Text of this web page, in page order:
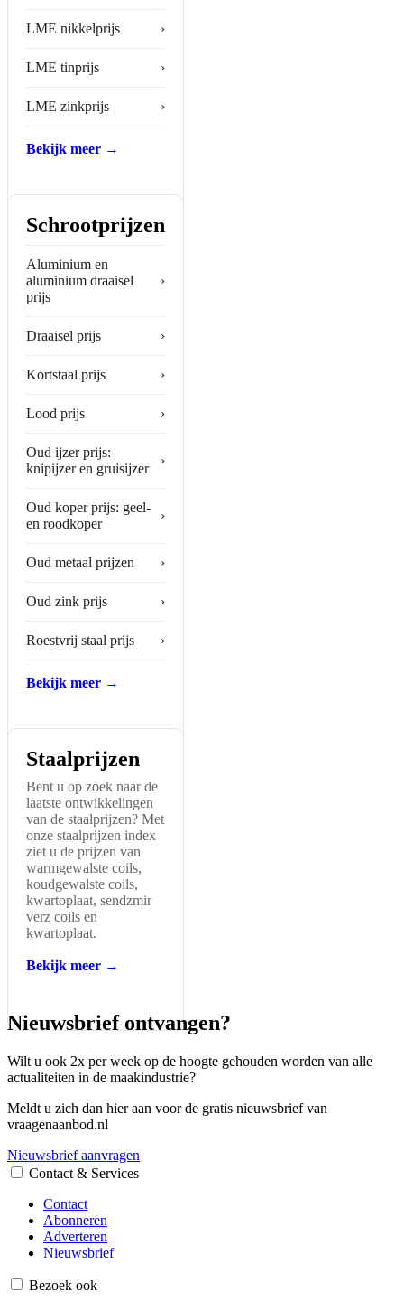
LME nikkelprijs ›
LME tinprijs ›
LME zinkprijs ›
Bekijk meer →
Schrootprijzen
Aluminium en
aluminium draaisel
prijs
›
Draaisel prijs ›
Kortstaal prijs ›
Lood prijs ›
Oud ijzer prijs:
knipijzer en gruisijzer
›
Oud koper prijs: geel-
en roodkoper
›
Oud metaal prijzen ›
Oud zink prijs ›
Roestvrij staal prijs ›
Bekijk meer →
Staalprijzen
Bent u op zoek naar de
laatste ontwikkelingen
van de staalprijzen? Met
onze staalprijzen index
ziet u de prijzen van
warmgewalste coils,
koudgewalste coils,
kwartoplaat, sendzmir
verz coils en
kwartoplaat.
Bekijk meer →
Nieuwsbrief ontvangen?
Wilt u ook 2x per week op de hoogte gehouden worden van alle
actualiteiten in de maakindustrie?
Meldt u zich dan hier aan voor de gratis nieuwsbrief van
vraagenaanbod.nl
Nieuwsbrief aanvragen
Contact & Services
Contact
Abonneren
Adverteren
Nieuwsbrief
Bezoek ook